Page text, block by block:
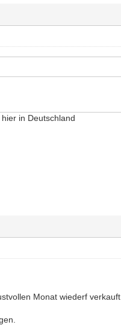
in Deutschland
Monat wiederf